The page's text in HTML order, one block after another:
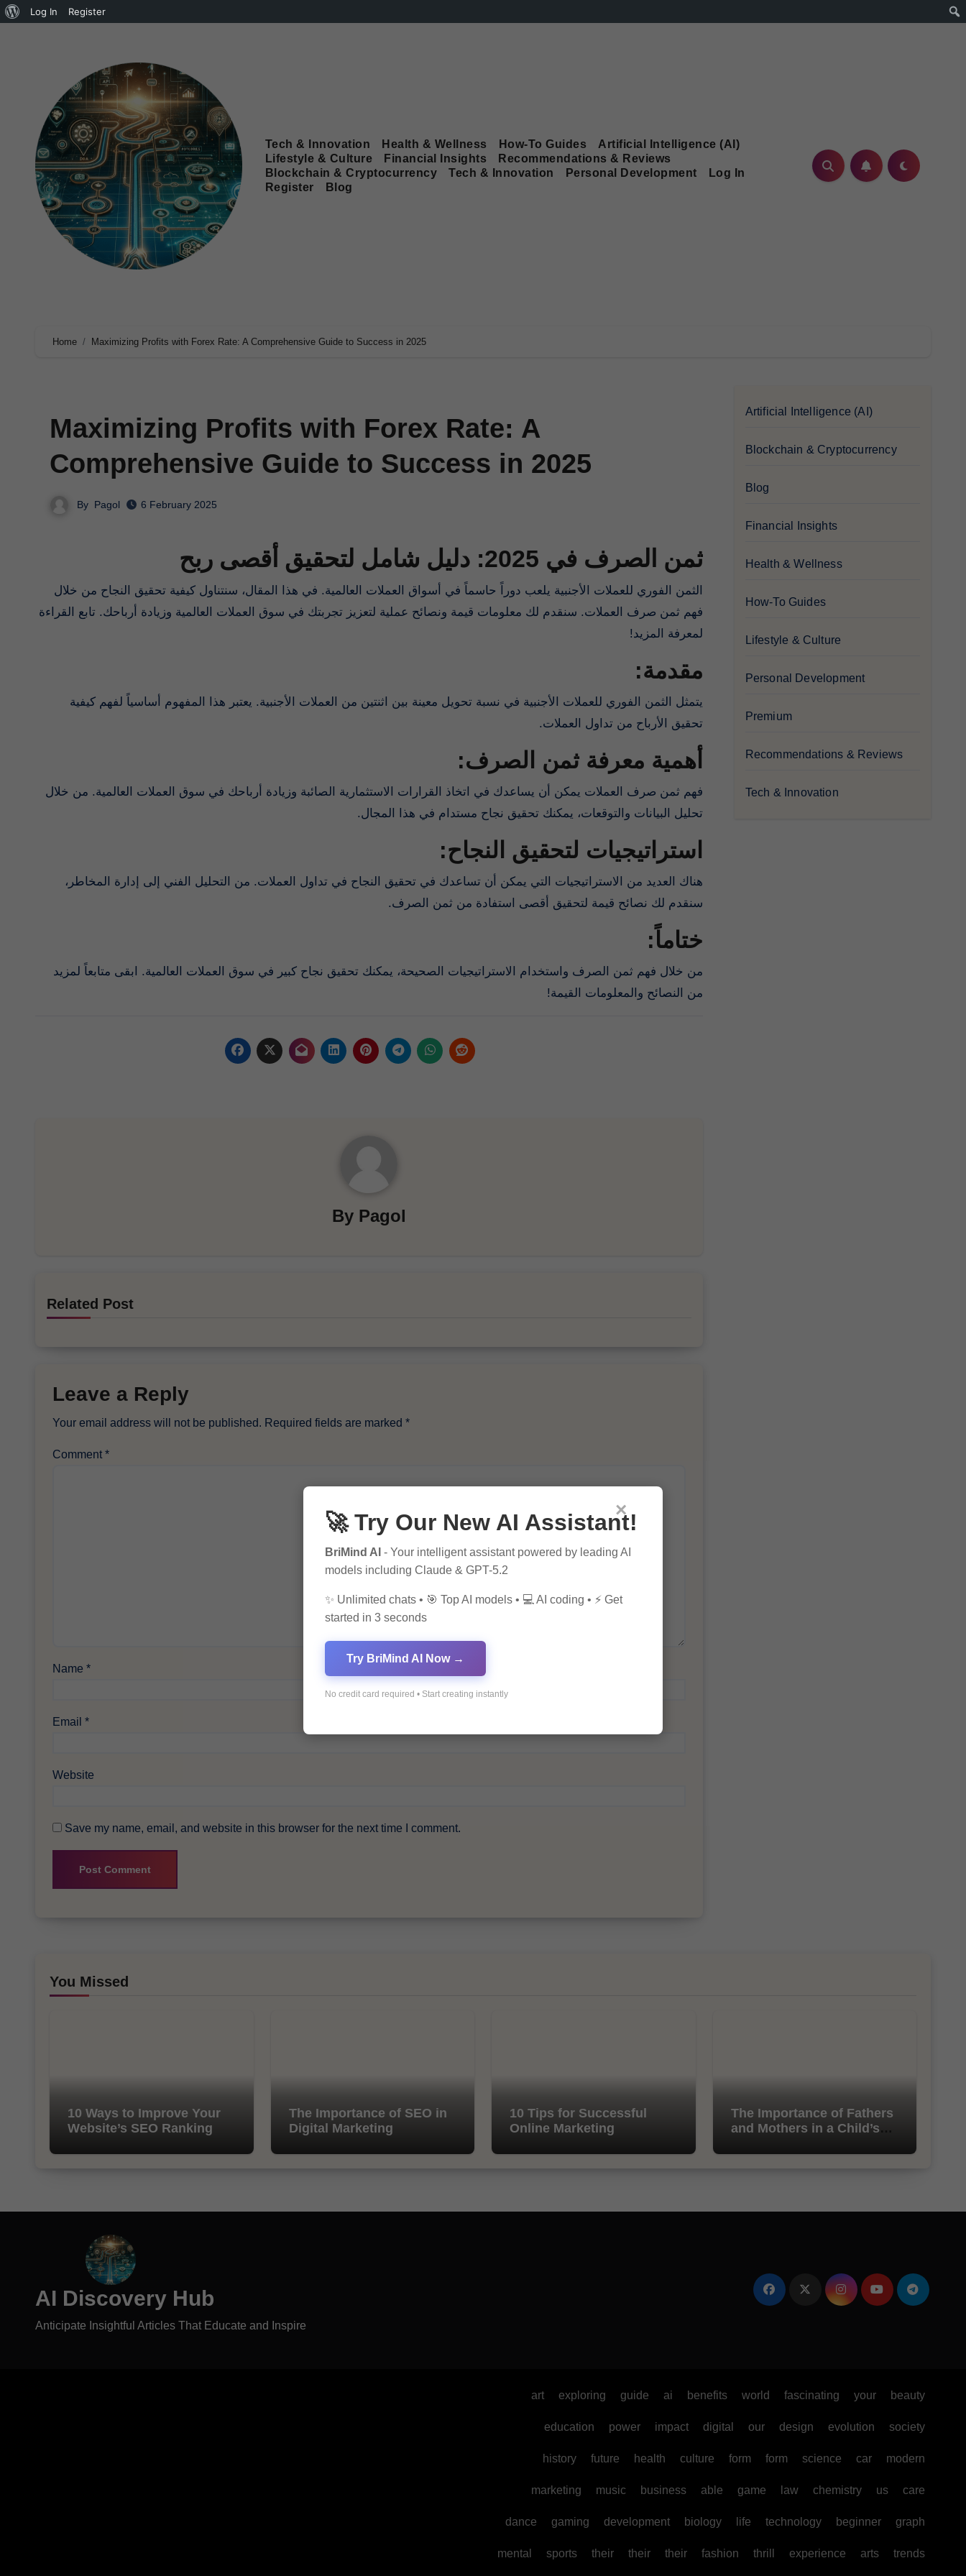
Log In Register
Tech & Innovation Health & Wellness How-To Guides
Artificial Intelligence (AI)
Lifestyle & Culture
Financial Insights
Recommendations & Reviews
Blockchain & Cryptocurrency
Tech & Innovation Personal Development
Log In
Register
Blog
Home Maximizing Profits with Forex Rate: A Comprehensive Guide to Success in 2025
Maximizing Profits with Forex Rate: A
Comprehensive Guide to Success in 2025
By Pagol 6 February 2025
ثمن الصرف في 2025: دليل شامل لتحقيق أقصى ربح
فهم ثمن صرف العملات. سنقدم لك معلومات قيمة ونصائح عملية لتعزيز تجربتك في سوق العملات العالمية وزيادة أرباحك. تابع القراءة
لمعرفة المزيد!
مقدمة:
يتمثل الثمن الفوري للعملات الأجنبية في نسبة تحويل معينة بين اثنتين من العملات الأجنبية. يعتبر هذا المفهوم أساسياً لفهم كيفية
تحقيق الأرباح من تداول العملات.
أهمية معرفة ثمن الصرف:
فهم ثمن صرف العملات يمكن أن يساعدك في اتخاذ القرارات الاستثمارية الصائبة وزيادة أرباحك في سوق العملات العالمية. من خلال
تحليل البيانات والتوقعات، يمكنك تحقيق نجاح مستدام في هذا المجال.
استراتيجيات لتحقيق النجاح:
هناك العديد من الاستراتيجيات التي يمكن أن تساعدك في تحقيق النجاح في تداول العملات. من التحليل الفني إلى إدارة المخاطر،
سنقدم لك نصائح قيمة لتحقيق أقصى استفادة من ثمن الصرف.
ختاماً:
من خلال فهم ثمن الصرف واستخدام الاستراتيجيات الصحيحة، يمكنك تحقيق نجاح كبير في سوق العملات العالمية. ابقى متابعاً لمزيد
من النصائح والمعلومات القيمة!
By Pagol
Related Post
Leave a Reply
Your email address will not be published. Required fields are marked *
Comment *
Name *
Email *
Website
Save my name, email, and website in this browser for the next time I comment.
Artificial Intelligence (AI)
Blockchain & Cryptocurrency
Blog
Financial Insights
Health & Wellness
How-To Guides
Lifestyle & Culture
Personal Development
Premium
Recommendations & Reviews
Tech & Innovation
You Missed
10 Ways to Improve Your
Website’s SEO Ranking
The Importance of SEO in
Digital Marketing
10 Tips for Successful
Online Marketing
The Importance of Fathers
and Mothers in a Child’s
AI Discovery Hub
Anticipate Insightful Articles That Educate and Inspire
art exploring guide ai benefits world fascinating your beauty
education power impact digital our design evolution society
history future health culture form form science car modern
marketing music business able game law chemistry us care
dance gaming development biology life technology beginner graph
mental sports their their their fashion thrill experience arts trends
×
🚀 Try Our New AI Assistant!
BriMind AI - Your intelligent assistant powered by leading AI
models including Claude & GPT-5.2
✨ Unlimited chats • 🎯 Top AI models • 💻 AI coding • ⚡ Get
started in 3 seconds
Try BriMind AI Now →
No credit card required • Start creating instantly